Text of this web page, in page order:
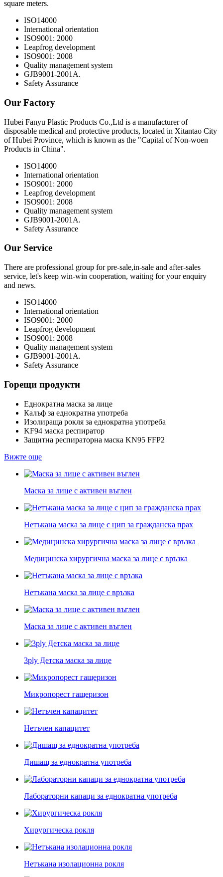
square meters.
ISO14000
International orientation
ISO9001: 2000
Leapfrog development
ISO9001: 2008
Quality management system
GJB9001-2001A.
Safety Assurance
Our Factory
Hubei Fanyu Plastic Products Co.,Ltd is a manufacturer of
disposable medical and protective products, located in Xitantao City
of Hubei Province, which is known as the "Capital of Non-woen
Products in China".
ISO14000
International orientation
ISO9001: 2000
Leapfrog development
ISO9001: 2008
Quality management system
GJB9001-2001A.
Safety Assurance
Our Service
There are professional group for pre-sale,in-sale and after-sales
service, let's keep win-win cooperation, waiting for your enquiry
and news.
ISO14000
International orientation
ISO9001: 2000
Leapfrog development
ISO9001: 2008
Quality management system
GJB9001-2001A.
Safety Assurance
Горещи продукти
Еднократна маска за лице
Калъф за еднократна употреба
Изолираща рокля за еднократна употреба
KF94 маска респиратор
Защитна респираторна маска KN95 FFP2
Вижте още
Маска за лице с активен въглен
Нетъкана маска за лице с цип за гражданска прах
Медицинска хирургична маска за лице с връзка
Нетъкана маска за лице с връзка
Маска за лице с активен въглен
3ply Детска маска за лице
Микропорест гащеризон
Нетъчен капацитет
Дишащ за еднократна употреба
Лабораторни капаци за еднократна употреба
Хирургическа рокля
Нетъкана изолационна рокля